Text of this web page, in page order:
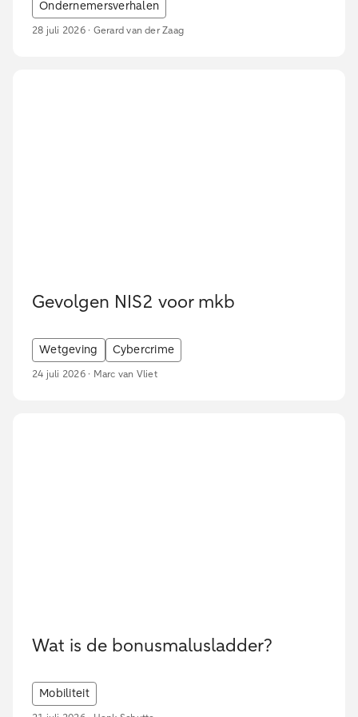
Ondernemersverhalen
28 juli 2026 · Gerard van der Zaag
Gevolgen NIS2 voor mkb
Wetgeving Cybercrime
24 juli 2026 · Marc van Vliet
Wat is de bonusmalusladder?
Mobiliteit